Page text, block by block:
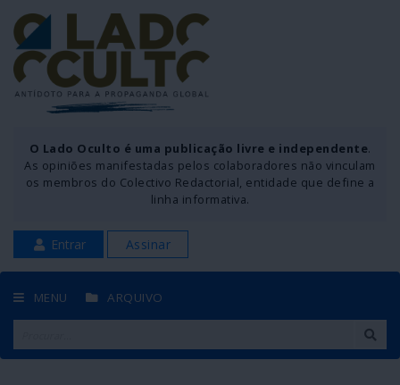
O Lado Oculto é uma publicação livre e independente.
As opiniões manifestadas pelos colaboradores não vinculam
os membros do Colectivo Redactorial, entidade que define a
linha informativa.
Entrar Assinar
MENU ARQUIVO